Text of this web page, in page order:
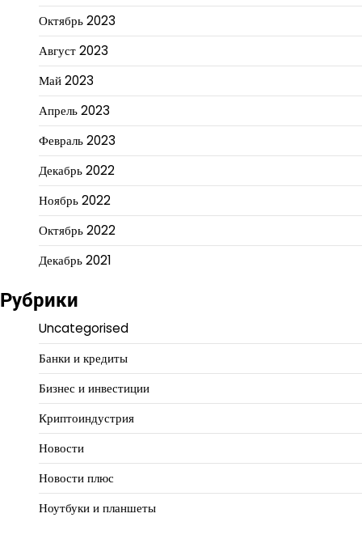
Октябрь 2023
Август 2023
Май 2023
Апрель 2023
Февраль 2023
Декабрь 2022
Ноябрь 2022
Октябрь 2022
Декабрь 2021
Рубрики
Uncategorised
Банки и кредиты
Бизнес и инвестиции
Криптоиндустрия
Новости
Новости плюс
Ноутбуки и планшеты